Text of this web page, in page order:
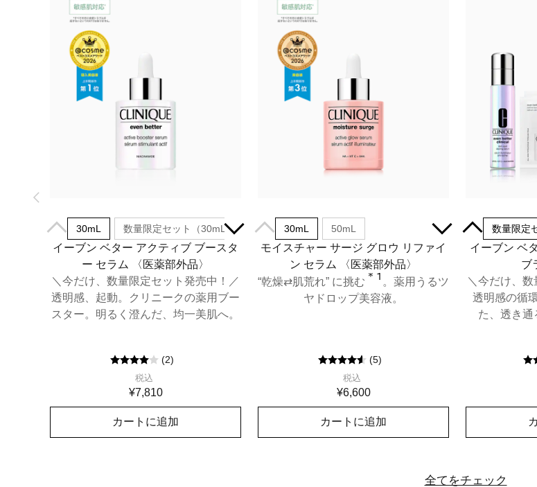
30mL 数量限定セット（30mL）
イーブン ベター アクティブ ブースタ
ー セラム​ 〈医薬部外品〉
＼今だけ、数量限定セット発売中！／
透明感、起動。クリニークの薬用ブー
スター。明るく澄んだ、均一美肌へ。
(2)
税込
¥7,810
カートに追加
30mL 50mL
モイスチャー サージ グロウ リファイ
ン セラム 〈医薬部外品〉
“乾燥⇄肌荒れ” に挑む ＊1 。薬用うるツ
ヤドロップ美容液。
(5)
税込
¥6,600
カートに追加
30mL 数量限定
イーブン ベ
ブ
＼今だけ、
透明感の循
た、透き通
全てをチェック